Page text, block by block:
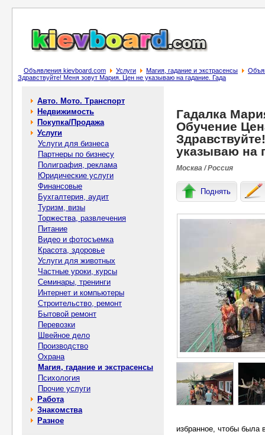
Объявления kievboard.com Услуги Магия, гадание и экстрасенсы
Здравствуйте! Меня зовут Мария. Цен не указываю на гадание. Гада
Авто. Мото. Транспорт
Недвижимость
Покупка/Продажа
Услуги
Услуги для бизнеса
Партнеры по бизнесу
Полиграфия, реклама
Юридические услуги
Финансовые
Бухгалтерия, аудит
Туризм, визы
Торжества, развлечения
Питание
Видео и фотосъемка
Красота, здоровье
Услуги для животных
Частные уроки, курсы
Семинары, тренинги
Интернет и компьютеры
Строительство, ремонт
Бытовой ремонт
Перевозки
Швейное дело
Производство
Охрана
Магия, гадание и экстрасенсы
Психология
Прочие услуги
Работа
Знакомства
Разное
Гадалка
Обучение
указываю на
Москва / Россия
Поднять
избранное, чтобы была